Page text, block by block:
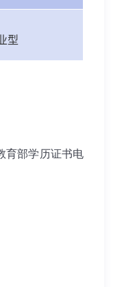
型
育部学历证书电